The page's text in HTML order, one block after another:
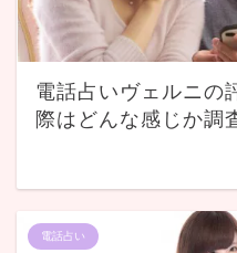
電話占いヴェルニの
際はどんな感じか調
電話占い